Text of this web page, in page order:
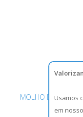
MOLHO DEUsamos
em